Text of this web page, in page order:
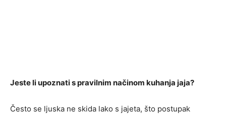
Jeste li upoznati s pravilnim načinom kuhanja jaja?
Često se ljuska ne skida lako s jajeta, što postupak